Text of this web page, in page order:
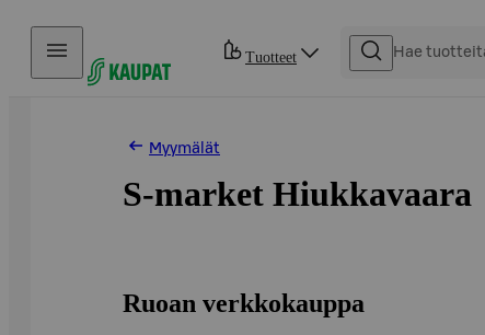
Hyppää sisältöön
Tuotteet
Myymälät
S-market Hiukkavaara
Ruoan verkkokauppa